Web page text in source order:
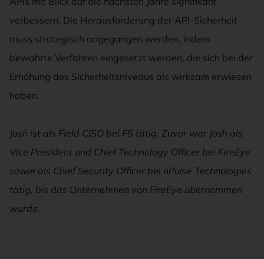
verbessern. Die Herausforderung der API-Sicherheit
muss strategisch angegangen werden, indem
bewährte Verfahren eingesetzt werden, die sich bei der
Erhöhung des Sicherheitsniveaus als wirksam erwiesen
haben.
Josh ist als Field CISO bei F5 tätig. Zuvor war Josh als
Vice President und Chief Technology Officer bei FireEye
sowie als Chief Security Officer bei nPulse Technologies
tätig, bis das Unternehmen von FireEye übernommen
wurde.